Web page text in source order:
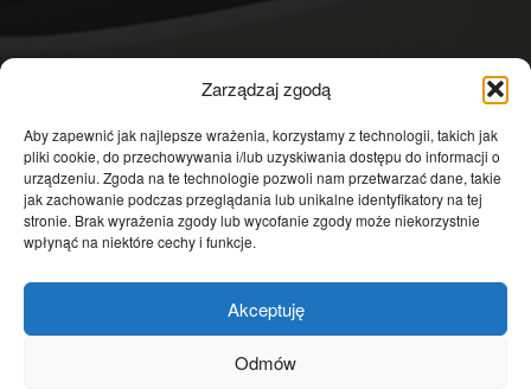
Zarządzaj zgodą
Aby zapewnić jak najlepsze wrażenia, korzystamy z technologii, takich jak
pliki cookie, do przechowywania i/lub uzyskiwania dostępu do informacji o
urządzeniu. Zgoda na te technologie pozwoli nam przetwarzać dane, takie
jak zachowanie podczas przeglądania lub unikalne identyfikatory na tej
stronie. Brak wyrażenia zgody lub wycofanie zgody może niekorzystnie
wpłynąć na niektóre cechy i funkcje.
Akceptuję
Odmów
Temat dnia
4601
Publicystyka
4363
Polityka
3639
Polska
Społeczeństwo
2823